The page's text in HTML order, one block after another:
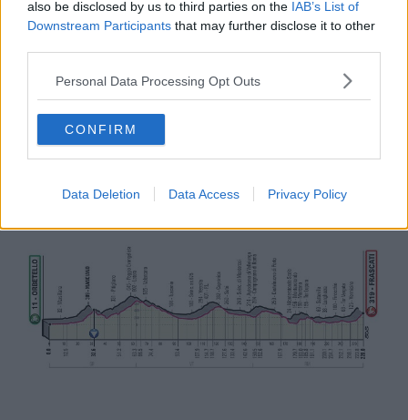
also be disclosed by us to third parties on the IAB’s List of
Downstream Participants that may further disclose it to other
Personal Data Processing Opt Outs
CONFIRM
Data Deletion Data Access Privacy Policy
Prima occasione per le ruote veloci a Orbetello dopo una tappa
mossa nella prima parte e quindi assolutamente pianeggiante a
parte alcune piccole (e non significative) asperità negli ultimi 50 km.